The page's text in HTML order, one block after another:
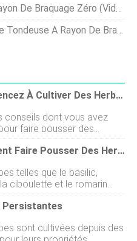
De Braquage Zéro (vidéo)
À Rayon De Braquage Zéro
Commencez À Cultiver Des Herbes
conseils dont vous avez
faire pousser des
la terrasse ou le potager
Kitchen Garden et
simples sur les herbes
Des conseils
sur la culture des herbes
conteneurs ou des pots ou
lutilisation des herbes dans
le stockage des herbes et
Comment Faire Pousser Des Herbes
telles que le basilic,
ciboulette et le romarin
à cultiver à la maison,
des feuilles fraîches
les ragoûts, les casseroles
Persistantes
sont cultivées depuis des